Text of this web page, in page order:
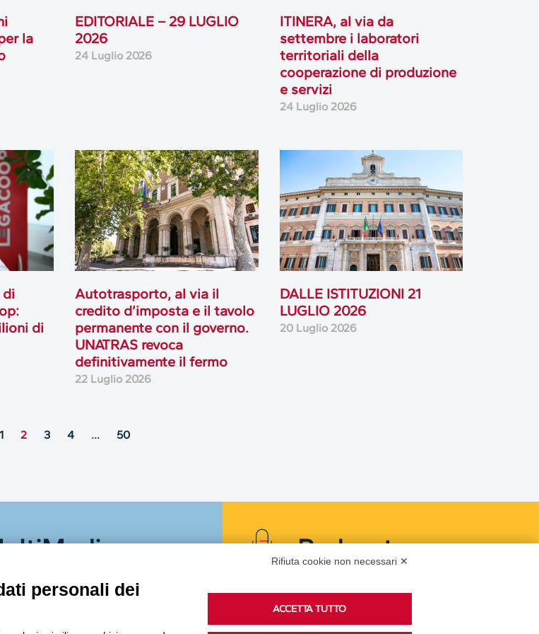
la
EDITORIALE – 29 LUGLIO
2026
24 Luglio 2026
ITINERA, al via da
settembre i laboratori
territoriali della
cooperazione di produzione
e servizi
24 Luglio 2026
di
di
Autotrasporto, al via il
credito d’imposta e il tavolo
permanente con il governo.
UNATRAS revoca
definitivamente il fermo
22 Luglio 2026
DALLE ISTITUZIONI 21
LUGLIO 2026
20 Luglio 2026
1 2 3 4 … 50
Podcast
Ascolta i podcast di approfondimento di Legacoop
su Spreaker.
Rifiuta cookie non necessari ✕
personali dei
ACCETTA TUTTO